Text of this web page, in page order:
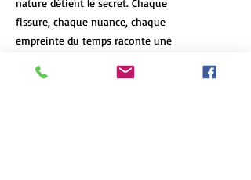
nature détient le secret. Chaque
fissure, chaque nuance, chaque
empreinte du temps raconte une
laissée, un témoignage vivant de la